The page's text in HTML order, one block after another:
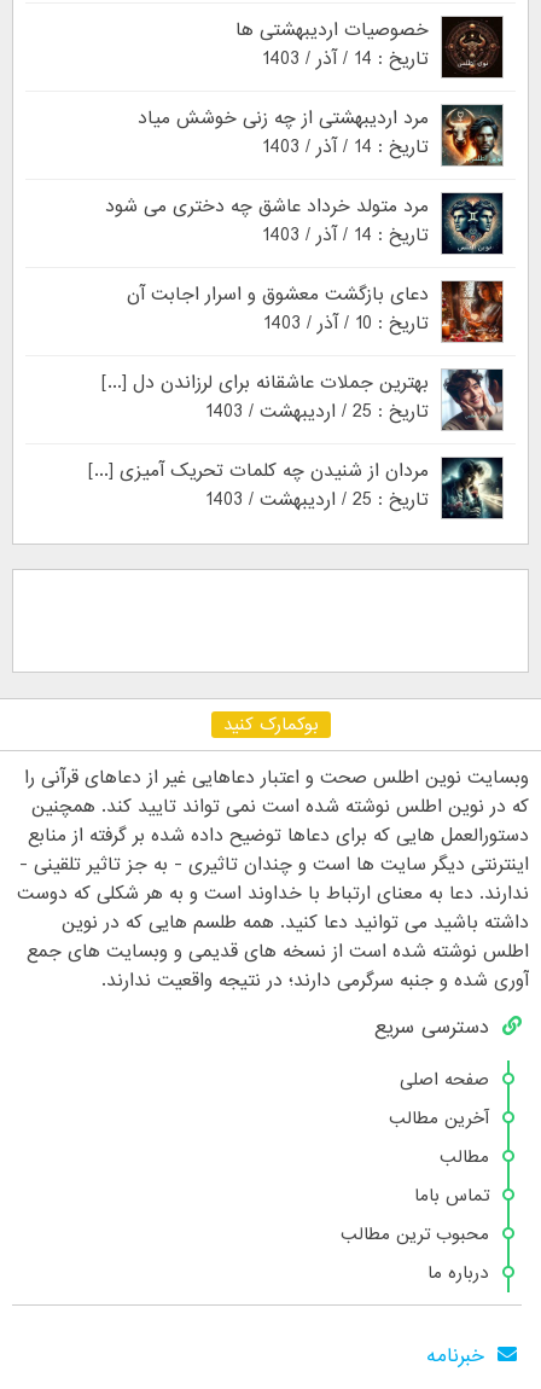
خصوصیات اردیبهشتی ها
تاریخ : 14 / آذر / 1403
مرد اردیبهشتی از چه زنی خوشش میاد
تاریخ : 14 / آذر / 1403
مرد متولد خرداد عاشق چه دختری می شود
تاریخ : 14 / آذر / 1403
دعای بازگشت معشوق و اسرار اجابت آن
تاریخ : 10 / آذر / 1403
بهترین جملات عاشقانه برای لرزاندن دل [...]
تاریخ : 25 / اردیبهشت / 1403
مردان از شنیدن چه کلمات تحریک آمیزی [...]
تاریخ : 25 / اردیبهشت / 1403
بوکمارک کنید
وبسایت نوین اطلس صحت و اعتبار دعاهایی غیر از دعاهای قرآنی را
که در نوین اطلس نوشته شده است نمی تواند تایید کند. همچنین
دستورالعمل هایی که برای دعاها توضیح داده شده بر گرفته از منابع
اینترنتی دیگر سایت ها است و چندان تاثیری - به جز تاثیر تلقینی -
ندارند. دعا به معنای ارتباط با خداوند است و به هر شکلی که دوست
داشته باشید می توانید دعا کنید. همه طلسم هایی که در نوین
اطلس نوشته شده است از نسخه های قدیمی و وبسایت های جمع
آوری شده و جنبه سرگرمی دارند؛ در نتیجه واقعیت ندارند.
دسترسی سریع
صفحه اصلی
آخرین مطالب
مطالب
تماس باما
محبوب ترین مطالب
درباره ما
خبرنامه